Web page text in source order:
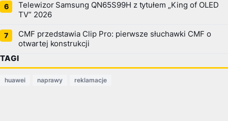
Telewizor Samsung QN65S99H z tytułem „King of OLED
TV” 2026
CMF przedstawia Clip Pro: pierwsze słuchawki CMF o
otwartej konstrukcji
TAGI
huawei naprawy reklamacje